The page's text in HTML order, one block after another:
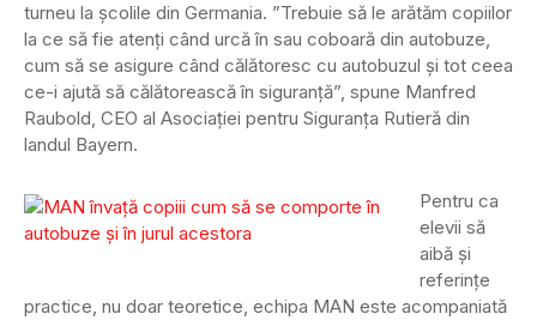
turneu la școlile din Germania. ”Trebuie să le arătăm copiilor
la ce să fie atenți când urcă în sau coboară din autobuze,
cum să se asigure când călătoresc cu autobuzul și tot ceea
ce-i ajută să călătorească în siguranță”, spune Manfred
Raubold, CEO al Asociației pentru Siguranța Rutieră din
landul Bayern.
Pentru ca
elevii să
aibă și
referințe
practice, nu doar teoretice, echipa MAN este acompaniată